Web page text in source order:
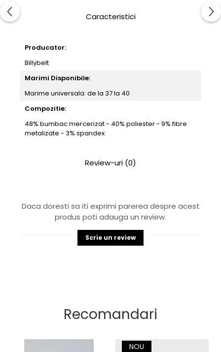
Caracteristici
Producator:
Billybelt
Marimi Disponibile:
Marime universala: de la 37 la 40
Compozitie:
48% bumbac mercerizat - 40% poliester - 9% fibre
metalizate - 3% spandex
Review-uri (0)
Daca doresti sa iti exprimi parerea despre acest
produs poti adauga un review.
Scrie un review
Recomandari
NOU